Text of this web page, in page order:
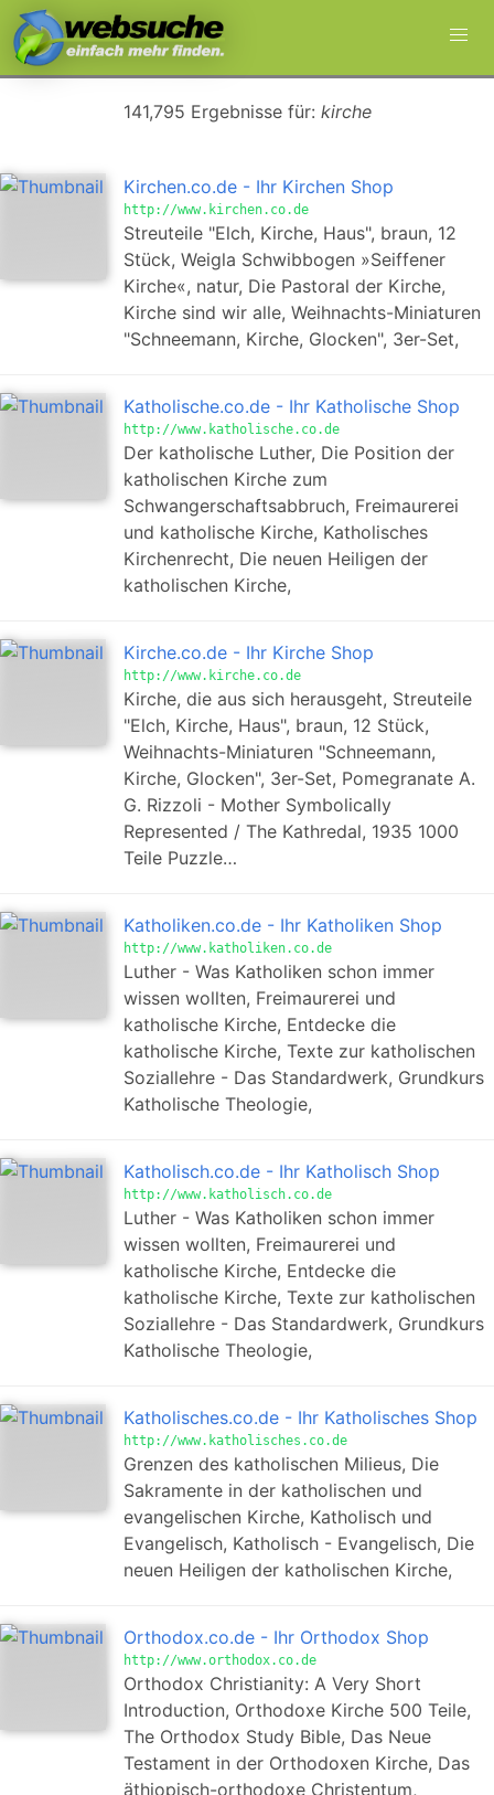
141,795 Ergebnisse für: kirche
Kirchen.co.de - Ihr Kirchen Shop
http://www.kirchen.co.de
Streuteile "Elch, Kirche, Haus", braun, 12
Stück, Weigla Schwibbogen »Seiffener
Kirche«, natur, Die Pastoral der Kirche,
Kirche sind wir alle, Weihnachts-Miniaturen
"Schneemann, Kirche, Glocken", 3er-Set,
Katholische.co.de - Ihr Katholische Shop
http://www.katholische.co.de
Der katholische Luther, Die Position der
katholischen Kirche zum
Schwangerschaftsabbruch, Freimaurerei
und katholische Kirche, Katholisches
Kirchenrecht, Die neuen Heiligen der
katholischen Kirche,
Kirche.co.de - Ihr Kirche Shop
http://www.kirche.co.de
Kirche, die aus sich herausgeht, Streuteile
"Elch, Kirche, Haus", braun, 12 Stück,
Weihnachts-Miniaturen "Schneemann,
Kirche, Glocken", 3er-Set, Pomegranate A.
G. Rizzoli - Mother Symbolically
Represented / The Kathredal, 1935 1000
Teile Puzzle…
Katholiken.co.de - Ihr Katholiken Shop
http://www.katholiken.co.de
Luther - Was Katholiken schon immer
wissen wollten, Freimaurerei und
katholische Kirche, Entdecke die
katholische Kirche, Texte zur katholischen
Soziallehre - Das Standardwerk, Grundkurs
Katholische Theologie,
Katholisch.co.de - Ihr Katholisch Shop
http://www.katholisch.co.de
Luther - Was Katholiken schon immer
wissen wollten, Freimaurerei und
katholische Kirche, Entdecke die
katholische Kirche, Texte zur katholischen
Soziallehre - Das Standardwerk, Grundkurs
Katholische Theologie,
Katholisches.co.de - Ihr Katholisches Shop
http://www.katholisches.co.de
Grenzen des katholischen Milieus, Die
Sakramente in der katholischen und
evangelischen Kirche, Katholisch und
Evangelisch, Katholisch - Evangelisch, Die
neuen Heiligen der katholischen Kirche,
Orthodox.co.de - Ihr Orthodox Shop
http://www.orthodox.co.de
Orthodox Christianity: A Very Short
Introduction, Orthodoxe Kirche 500 Teile,
The Orthodox Study Bible, Das Neue
Testament in der Orthodoxen Kirche, Das
äthiopisch-orthodoxe Christentum,